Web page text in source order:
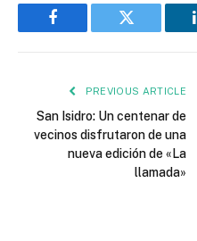
Facebook Twitter
PREVIOUS ARTICLE
San Isidro: Un centenar de
vecinos disfrutaron de una
nueva edición de «La
llamada»